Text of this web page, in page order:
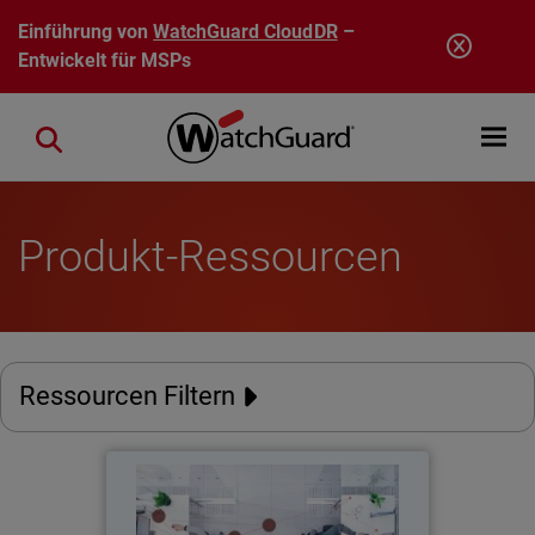
Direkt zum Inhalt
Einführung vonWatchGuard CloudDR–
Entwickelt für MSPs
Open
Close search
Produkt-Ressourcen
Ressourcen Filtern
Bericht zur Cybersicherheit der
Mitarbeiter 2026